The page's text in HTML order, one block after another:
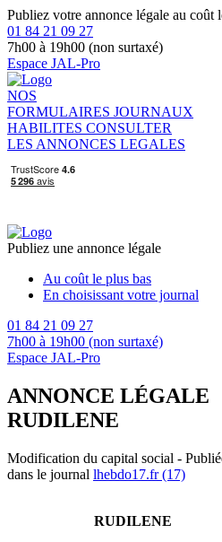
Publiez votre annonce légale au coût
01 84 21 09 27
7h00 à 19h00 (non surtaxé)
Espace JAL-Pro
NOS
FORMULAIRES JOURNAUX
HABILITES CONSULTER
LES ANNONCES LEGALES
Publiez une annonce légale
Au coût le plus bas
En choisissant votre journal
01 84 21 09 27
7h00 à 19h00 (non surtaxé)
Espace JAL-Pro
ANNONCE LÉGALE
RUDILENE
Modification du capital social -
dans le journal lhebdo17.fr (17)
RUDILENE